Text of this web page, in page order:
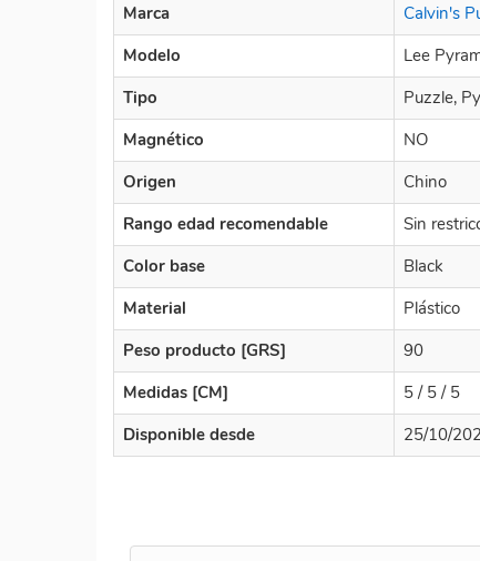
Marca
Calvin's
Modelo
Lee
Tipo
Puzzle,
Magnético
NO
Origen
Chino
Rango edad recomendable
Sin
Color base
Black
Material
Plástico
Peso producto [GRS]
90
Medidas [CM]
5 / 5 / 5
Disponible desde
25/10/